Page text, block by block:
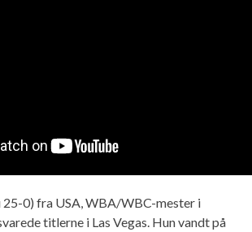
25-0) fra USA, WBA/WBC-mester i
titlerne i Las Vegas. Hun vandt på